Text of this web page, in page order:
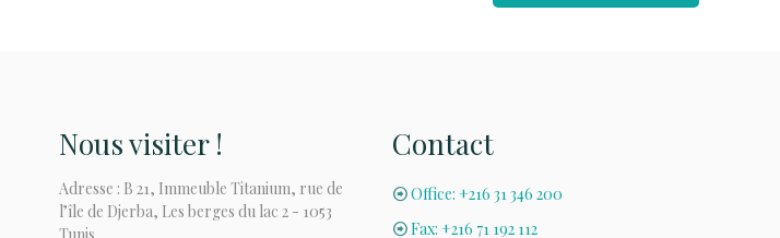
Nous visiter !
Adresse : B 21, Immeuble Titanium, rue de
l’île de Djerba, Les berges du lac 2 - 1053
Contact
Office: +216 31 346 200
Fax: +216 71 192 112